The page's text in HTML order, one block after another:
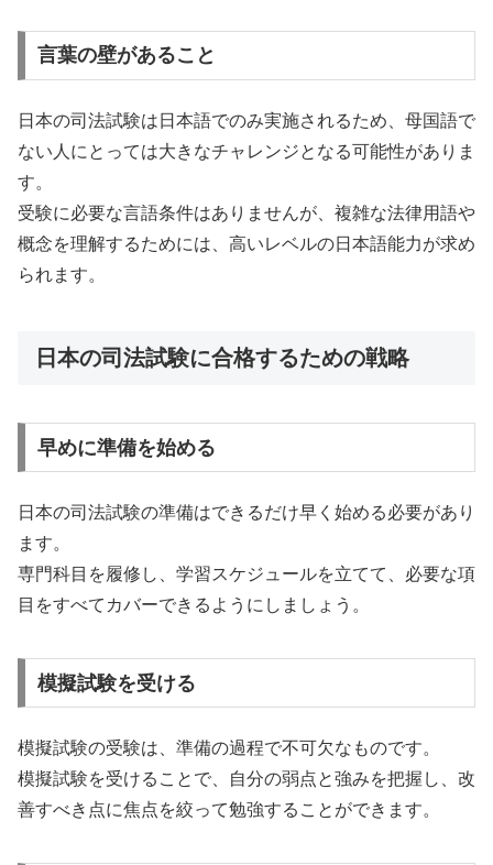
言葉の壁があること
日本の司法試験は日本語でのみ実施されるため、母国語で
ない人にとっては大きなチャレンジとなる可能性がありま
す。
受験に必要な言語条件はありませんが、複雑な法律用語や
概念を理解するためには、高いレベルの日本語能力が求め
られます。
日本の司法試験に合格するための戦略
早めに準備を始める
日本の司法試験の準備はできるだけ早く始める必要があり
ます。
専門科目を履修し、学習スケジュールを立てて、必要な項
目をすべてカバーできるようにしましょう。
模擬試験を受ける
模擬試験の受験は、準備の過程で不可欠なものです。
模擬試験を受けることで、自分の弱点と強みを把握し、改
善すべき点に焦点を絞って勉強することができます。